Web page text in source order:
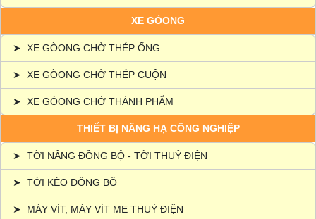
XE GÒONG
➤ XE GÒONG CHỞ THÉP ỐNG
➤ XE GÒONG CHỞ THÉP CUỘN
➤ XE GÒONG CHỞ THÀNH PHẨM
THIẾT BỊ NÂNG HẠ CÔNG NGHIỆP
➤ TỜI NÂNG ĐỒNG BỘ - TỜI THUỶ ĐIỆN
➤ TỜI KÉO ĐỒNG BỘ
➤ MÁY VÍT, MÁY VÍT ME THUỶ ĐIỆN